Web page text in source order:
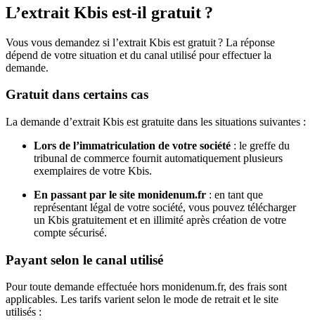
L’extrait Kbis est-il gratuit ?
Vous vous demandez si l’extrait Kbis est gratuit ? La réponse
dépend de votre situation et du canal utilisé pour effectuer la
demande.
Gratuit dans certains cas
La demande d’extrait Kbis est gratuite dans les situations suivantes :
Lors de l’immatriculation de votre société : le greffe du
tribunal de commerce fournit automatiquement plusieurs
exemplaires de votre Kbis.
En passant par le site monidenum.fr : en tant que
représentant légal de votre société, vous pouvez télécharger
un Kbis gratuitement et en illimité après création de votre
compte sécurisé.
Payant selon le canal utilisé
Pour toute demande effectuée hors monidenum.fr, des frais sont
applicables. Les tarifs varient selon le mode de retrait et le site
utilisés :